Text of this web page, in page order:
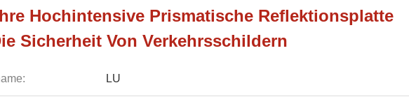
Hochintensive Prismatische Reflektionsplatte
Sicherheit Von Verkehrsschildern
LU